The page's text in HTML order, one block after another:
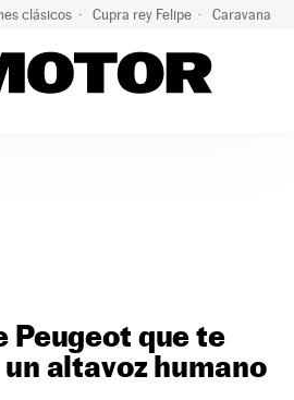
clásicos Cupra rey Felipe Caravana
Peugeot que te
altavoz humano